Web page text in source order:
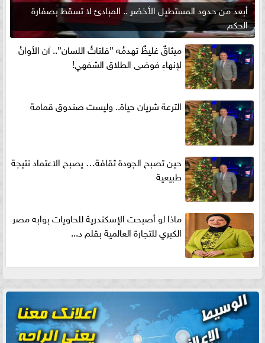
أبعد من حدود المستطيل الأخضر .. المبادئ لا تسقط بصفارة
الحكم
ميثاقٌ غليظٌ تهدمُه ”فلتاتُ اللسان”.. آن الأوانُ
لإنهاءِ فوضى الطلاق الشفهي!
الترعة شريان حياة.. وليست صندوق قمامة
حين تصبح الجودة ثقافة… يصبح الاعتماد نتيجة
طبيعية
ماذا لو أصبحت الإسكندرية للحاويات بوابه مصر
الكبري للتجارة العالمية بقلم د...